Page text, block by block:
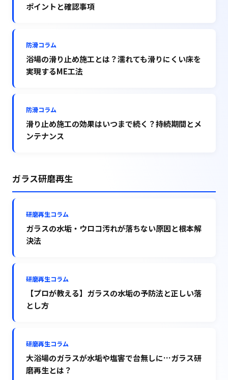
ポイントと確認事項
防滑コラム
浴場の滑り止め施工とは？濡れても滑りにくい床を
実現するME工法
防滑コラム
滑り止め施工の効果はいつまで続く？持続期間とメ
ンテナンス
ガラス研磨再生
研磨再生コラム
ガラスの水垢・ウロコ汚れが落ちない原因と根本解
決法
研磨再生コラム
【プロが教える】ガラスの水垢の予防法と正しい落
とし方
研磨再生コラム
大浴場のガラスが水垢や塩害で台無しに…ガラス研
磨再生とは？